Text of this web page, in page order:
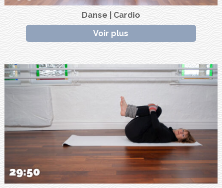
Danse | Cardio
Voir plus